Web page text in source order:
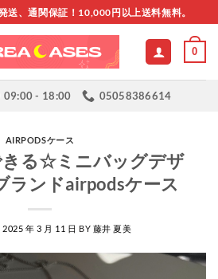
送、通関保証！10,000円以上送料無料。
0
09:00 - 18:00 05058386614
AIRPODSケース
きる☆ミニバッグデザ
ランドairpodsケース
2025 年 3 月 11 日 BY 藤井 夏美